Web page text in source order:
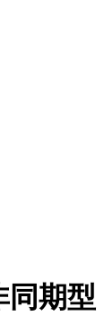
期型